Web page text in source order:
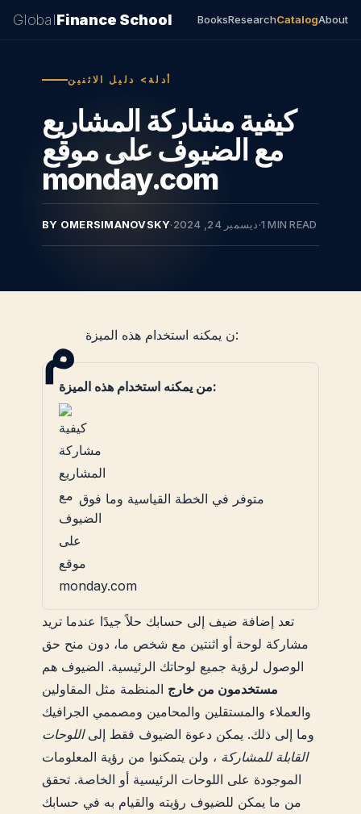
GlobalFinance School BooksResearchCatalogAbout
أدلة> دليل الاثنين
كيفية مشاركة المشاريع
مع الضيوف على موقع
monday.com
BY OMERSIMANOVSKY· ديسمبر 24, 2024·1 MIN READ
م ن يمكنه استخدام هذه الميزة:
من يمكنه استخدام هذه الميزة:
متوفر في الخطة القياسية وما فوق
تعد إضافة ضيف إلى حسابك حلاً جيدًا عندما تريد
مشاركة لوحة أو اثنتين مع شخص ما، دون منح حق
الوصول لرؤية جميع لوحاتك الرئيسية. الضيوف هم
مستخدمون من خارج المنظمة مثل المقاولين
والعملاء والمستقلين والمحامين ومصممي الجرافيك
وما إلى ذلك. يمكن دعوة الضيوف فقط إلىاللوحات
القابلة للمشاركة ، ولن يتمكنوا من رؤية المعلومات
الموجودة على اللوحات الرئيسية أو الخاصة. تحقق
من ما يمكن للضيوف رؤيته والقيام به في حسابك